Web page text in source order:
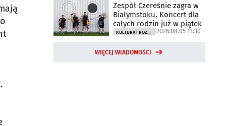
Zespół Czereśnie zagra w
Białymstoku. Koncert dla
całych rodzin już w piątek
2026.08.05 13:30
WIĘCEJ WIADOMOŚCI